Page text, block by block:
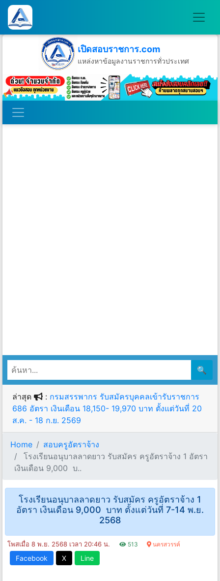
เปิดสอบราชการ.com
แหล่งหาข้อมูลงานราชการทั่วประเทศ
วันอาทิตย์ที่ 9 เดือนสิงหาคม พ.ศ.2569
🔍
ล่าสุด : กรมสรรพากร รับสมัครบุคคลเข้ารับราชการ
686 อัตรา เงินเดือน 18,150- 19,970 บาท ตั้งแต่วันที่ 20
ส.ค. - 18 ก.ย. 2569
Home
สอบครูอัตราจ้าง
โรงเรียนอนุบาลลาดยาว รับสมัคร ครูอัตราจ้าง 1 อัตรา
เงินเดือน 9,000 บ..
โรงเรียนอนุบาลลาดยาว รับสมัคร ครูอัตราจ้าง 1
อัตรา เงินเดือน 9,000 บาท ตั้งแต่วันที่ 7-14 พ.ย.
2568
โพสเมื่อ 8 พ.ย. 2568 เวลา 20:46 น. 513 นครสวรรค์
Facebook X Line